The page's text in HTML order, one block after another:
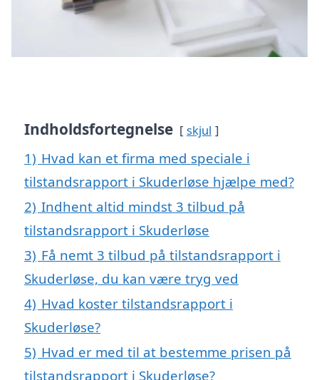
Indholdsfortegnelse skjul
1) Hvad kan et firma med speciale i
tilstandsrapport i Skuderløse hjælpe med?
2) Indhent altid mindst 3 tilbud på
tilstandsrapport i Skuderløse
3) Få nemt 3 tilbud på tilstandsrapport i
Skuderløse, du kan være tryg ved
4) Hvad koster tilstandsrapport i
Skuderløse?
5) Hvad er med til at bestemme prisen på
tilstandsrapport i Skuderløse?